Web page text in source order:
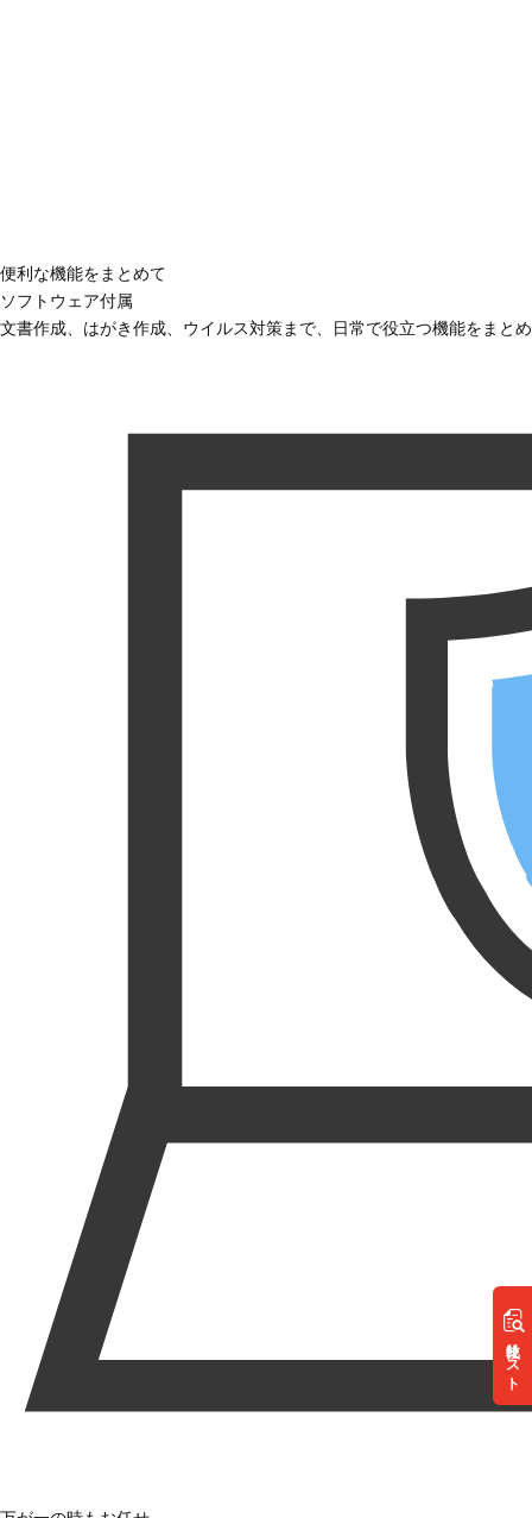
リスト
便利な機能をまとめて
ソフトウェア付属
文書作成、はがき作成、ウイルス対策まで、日常で役立つ機能をまと